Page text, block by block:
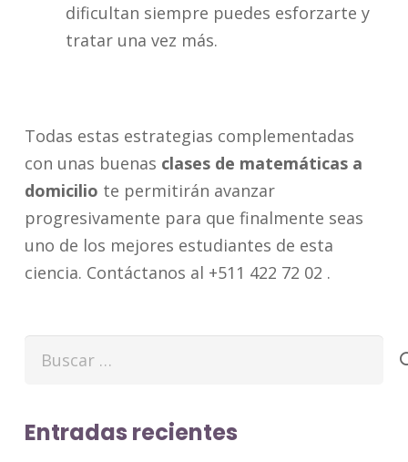
dificultan siempre puedes esforzarte y
tratar una vez más.
Todas estas estrategias complementadas
con unas buenas clases de matemáticas a
domicilio te permitirán avanzar
progresivamente para que finalmente seas
uno de los mejores estudiantes de esta
ciencia. Contáctanos al +511 422 72 02 .
Entradas recientes